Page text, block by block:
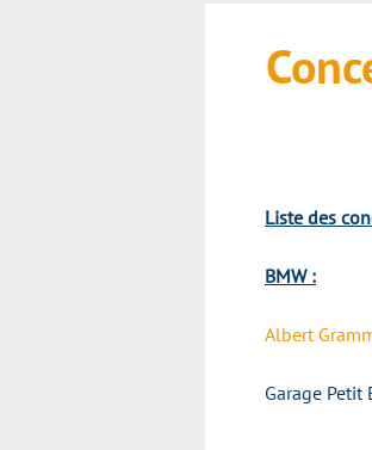
Liste des
BMW :
Albert
Garage Petit